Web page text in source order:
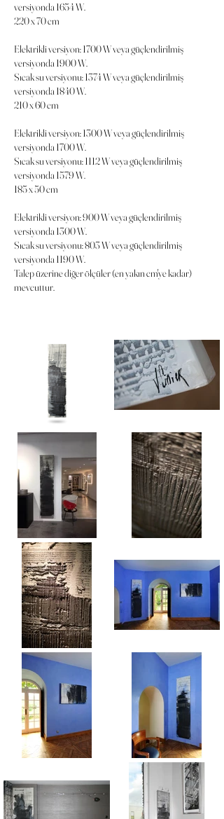
versiyonda 1654 W.
220 x 70 cm
Elektrikli versiyon: 1700 W veya güçlendirilmiş
versiyonda 1900 W.
Sıcak su versiyonu: 1374 W veya güçlendirilmiş
versiyonda 1840 W.
210 x 60 cm
Elektrikli versiyon: 1300 W veya güçlendirilmiş
versiyonda 1700 W.
Sıcak su versiyonu: 1112 W veya güçlendirilmiş
versiyonda 1579 W.
185 x 50 cm
Elektrikli versiyon: 900 W veya güçlendirilmiş
versiyonda 1300 W.
Sıcak su versiyonu: 803 W veya güçlendirilmiş
versiyonda 1190 W.
Talep üzerine diğer ölçüler (en yakın cm'ye kadar)
mevcuttur.